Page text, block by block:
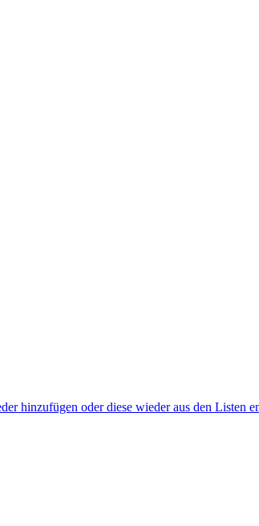
hinzufügen oder diese wieder aus den Listen